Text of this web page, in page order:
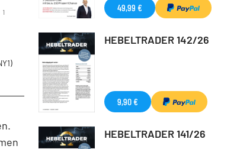
1 49,99 €
HEBELTRADER 142/26
9,90 €
HEBELTRADER 141/26